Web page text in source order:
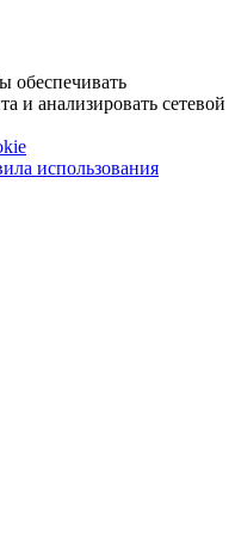
обеспечивать
и анализировать сетевой
использования